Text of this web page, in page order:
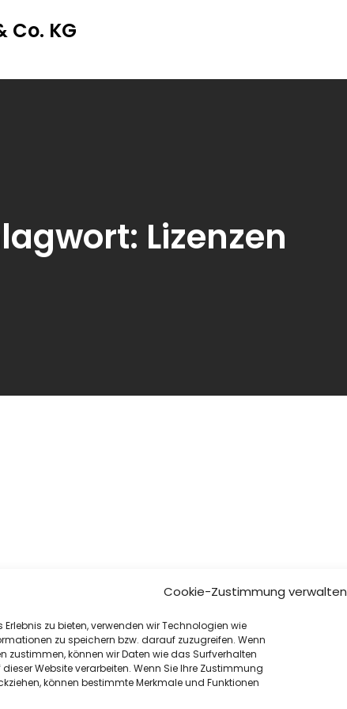
Cookie-Zustimmung verwalten
zu bieten, verwenden wir Technologien wie
zu speichern bzw. darauf zuzugreifen. Wenn
zustimmen, können wir Daten wie das Surfverhalten
Website verarbeiten. Wenn Sie Ihre Zustimmung
können bestimmte Merkmale und Funktionen
Co. KG
Lizenzen